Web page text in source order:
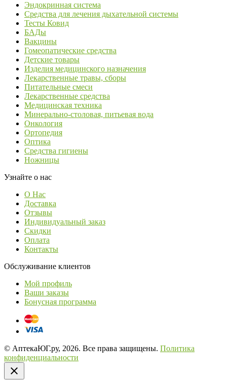
Эндокринная система
Средства для лечения дыхательной системы
Тесты Ковид
БАДы
Вакцины
Гомеопатические средства
Детские товары
Изделия медицинского назначения
Лекарственные травы, сборы
Питательные смеси
Лекарственные средства
Медицинская техника
Минерально-столовая, питьевая вода
Онкология
Ортопедия
Оптика
Средства гигиены
Ножницы
Узнайте о нас
О Нас
Доставка
Отзывы
Индивидуальный заказ
Скидки
Оплата
Контакты
Обслуживание клиентов
Мой профиль
Ваши заказы
Бонусная программа
© АптекаЮГ.ру, 2026. Все права защищены. Политика
конфиденциальности